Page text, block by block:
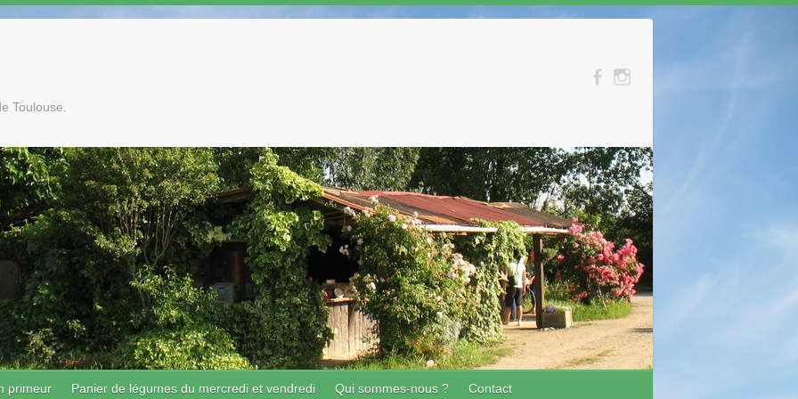
Toulouse.
primeur Panier de légumes du mercredi et vendredi Qui sommes-nous ? Contact